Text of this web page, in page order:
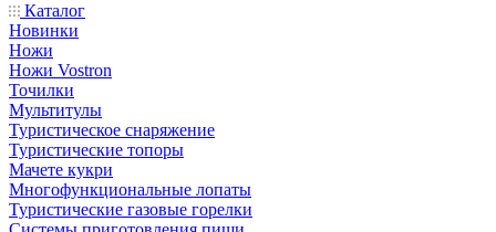
Каталог
Новинки
Ножи
Ножи Vostron
Точилки
Мультитулы
Туристическое снаряжение
Туристические топоры
Мачете кукри
Многофункциональные лопаты
Туристические газовые горелки